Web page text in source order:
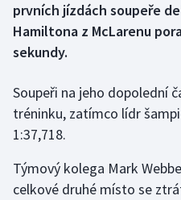
Dostihy
Florbal
Futsal
Golf
Gymnastika
prvních jízdách soupeře
Hamiltona z McLarenu
sekundy.
Soupeři na jeho dopolední
tréninku, zatímco lídr
1:37,718.
Týmový kolega Mark
celkové druhé místo se